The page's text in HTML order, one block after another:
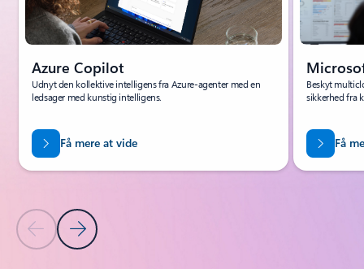
Forrige slideNæste slide
Azure Copilot
Udnyt den kollektive intelligens fra Azure-agenter med en
ledsager med kunstig intelligens.
Få mere at vide
Beskyt
sikkerhed fra
Få